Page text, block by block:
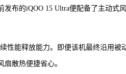
布的iQOO 15 Ultra便配备了主动式
性能释放能力。即便该机最终沿用被
散热便捷省心。